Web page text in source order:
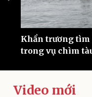
Cuộc sống đó đây
Hồ sơ
Khẩn trương
trong vụ chìm
Video mới